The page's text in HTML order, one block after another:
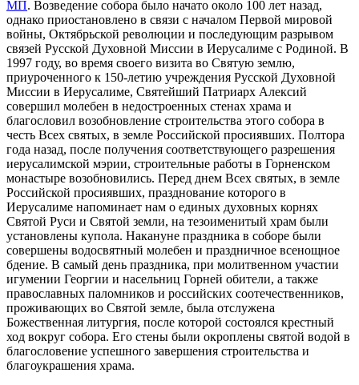
МП. Возведение собора было начато около 100 лет назад,
однако приостановлено в связи с началом Первой мировой
войны, Октябрьской революции и последующим разрывом
связей Русской Духовной Миссии в Иерусалиме с Родиной. В
1997 году, во время своего визита во Святую землю,
приуроченного к 150-летию учреждения Русской Духовной
Миссии в Иерусалиме, Святейший Патриарх Алексий
совершил молебен в недостроенных стенах храма и
благословил возобновление строительства этого собора в
честь Всех святых, в земле Российской просиявших. Полтора
года назад, после получения соответствующего разрешения
иерусалимской мэрии, строительные работы в Горненском
монастыре возобновились. Перед днем Всех святых, в земле
Российской просиявших, празднование которого в
Иерусалиме напоминает нам о единых духовных корнях
Святой Руси и Святой земли, на тезоименитый храм были
установлены купола. Накануне праздника в соборе были
совершены водосвятный молебен и праздничное всенощное
бдение. В самый день праздника, при молитвенном участии
игумении Георгии и насельниц Горней обители, а также
православных паломников и российских соотечественников,
проживающих во Святой земле, была отслужена
Божественная литургия, после которой состоялся крестный
ход вокруг собора. Его стены были окроплены святой водой в
благословение успешного завершения строительства и
благоукрашения храма.